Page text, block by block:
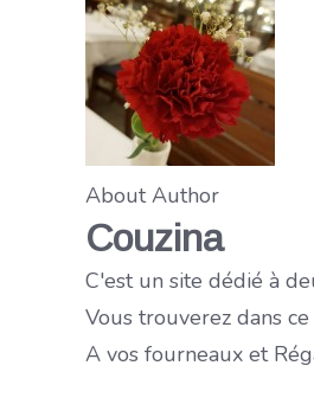
About Author
Couzina
C'est un site dédié à
Vous trouverez dans
A vos fourneaux et